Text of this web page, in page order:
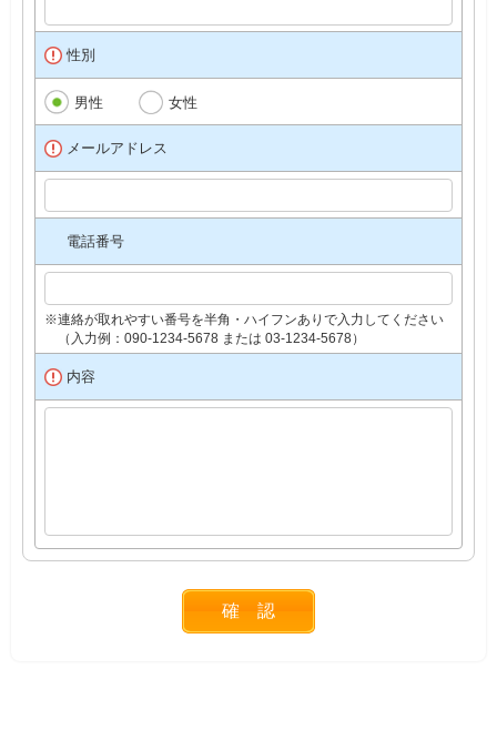
性別
男性 女性
メールアドレス
電話番号
※連絡が取れやすい番号を半角・ハイフンありで入力してください
（入力例：090-1234-5678 または 03-1234-5678）
内容
確 認